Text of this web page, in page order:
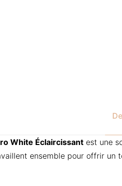
White Éclaircissantest une
ensemble pour offrir un